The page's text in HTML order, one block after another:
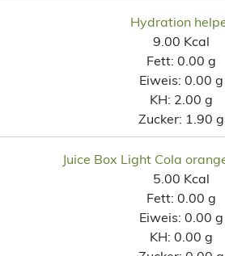
Hydration
9.00 Kcal
Fett: 0.00 g
Eiweis: 0.00 g
KH: 2.00 g
Zucker: 1.90 g
Juice Box Light Cola
5.00 Kcal
Fett: 0.00 g
Eiweis: 0.00 g
KH: 0.00 g